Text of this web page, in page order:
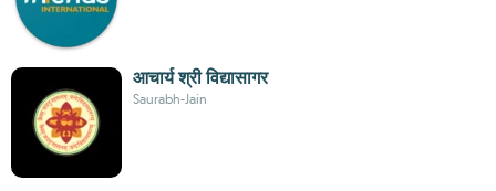
आचार्य श्री विद्यासागर
Saurabh-Jain